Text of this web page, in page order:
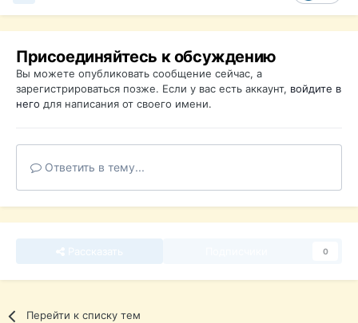
Присоединяйтесь к обсуждению
Вы можете опубликовать сообщение сейчас, а
зарегистрироваться позже. Если у вас есть аккаунт, войдите в
него для написания от своего имени.
Ответить в тему...
0
Перейти к списку тем